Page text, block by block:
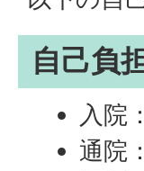
自己負
入院
通院